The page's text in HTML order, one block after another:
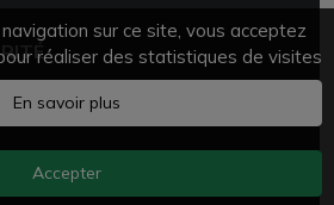
© 2025 - 2026 Tous droits réservés
sur ce site, vous acceptez
réaliser des statistiques de visites
En savoir plus
Accepter